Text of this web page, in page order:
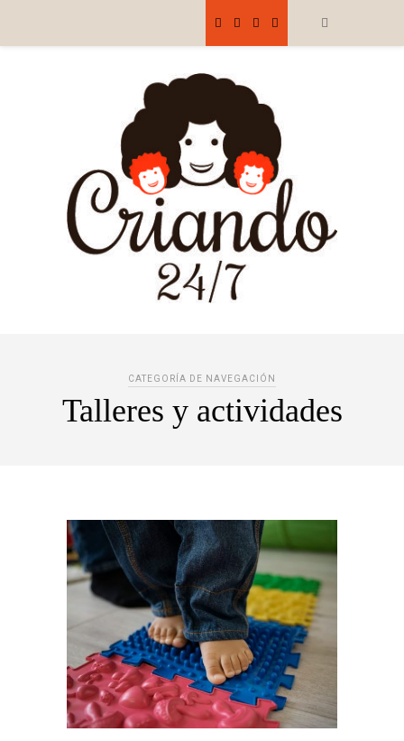
CATEGORÍA DE NAVEGACIÓN
Talleres y actividades